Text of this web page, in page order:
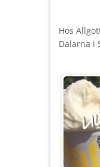
Hos
Dalarna i